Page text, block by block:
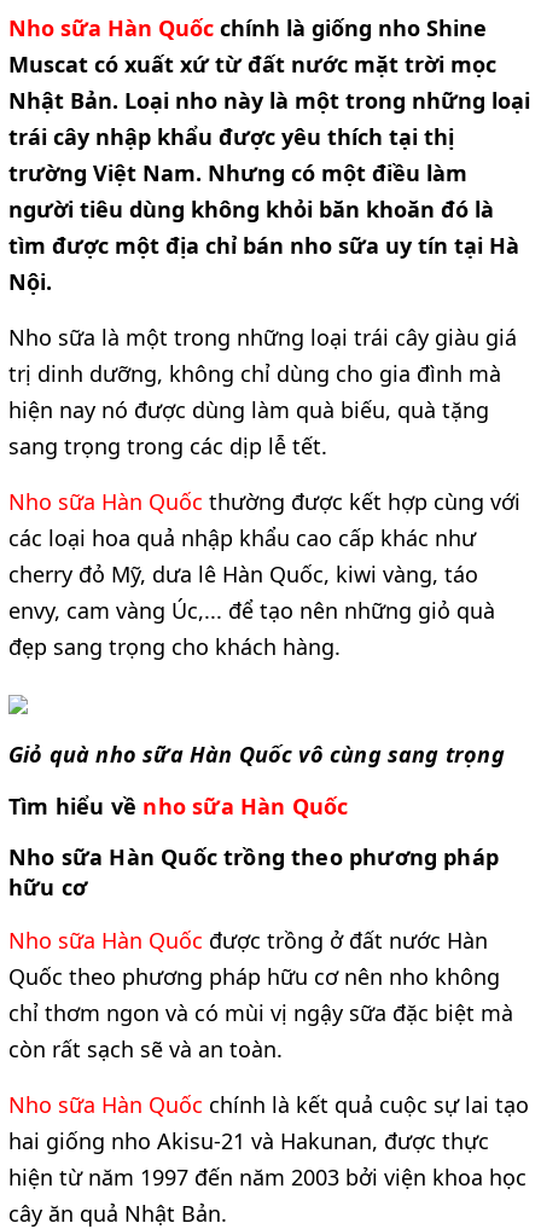
Nho sữa Hàn Quốc chính là giống nho Shine
Muscat có xuất xứ từ đất nước mặt trời mọc
Nhật Bản. Loại nho này là một trong những loại
trái cây nhập khẩu được yêu thích tại thị
trường Việt Nam. Nhưng có một điều làm
người tiêu dùng không khỏi băn khoăn đó là
tìm được một địa chỉ bán nho sữa uy tín tại Hà
Nội.
Nho sữa là một trong những loại trái cây giàu giá
trị dinh dưỡng, không chỉ dùng cho gia đình mà
hiện nay nó được dùng làm quà biếu, quà tặng
sang trọng trong các dịp lễ tết.
Nho sữa Hàn Quốc thường được kết hợp cùng với
các loại hoa quả nhập khẩu cao cấp khác như
cherry đỏ Mỹ, dưa lê Hàn Quốc, kiwi vàng, táo
envy, cam vàng Úc,... để tạo nên những giỏ quà
đẹp sang trọng cho khách hàng.
Giỏ quà nho sữa Hàn Quốc vô cùng sang trọng
Tìm hiểu về nho sữa Hàn Quốc
Nho sữa Hàn Quốc trồng theo phương pháp
hữu cơ
Nho sữa Hàn Quốc được trồng ở đất nước Hàn
Quốc theo phương pháp hữu cơ nên nho không
chỉ thơm ngon và có mùi vị ngậy sữa đặc biệt mà
còn rất sạch sẽ và an toàn.
Nho sữa Hàn Quốc ​ chính là kết quả cuộc sự lai tạo
hai giống nho Akisu-21 và Hakunan, được thực
hiện từ năm 1997 đến năm 2003 bởi viện khoa học
cây ăn quả Nhật Bản.